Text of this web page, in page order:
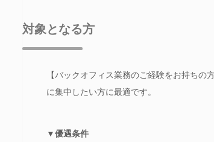
対象となる方
【バックオフィス業務のご経験をお持ちの
に集中したい方に最適です。
▼優遇条件